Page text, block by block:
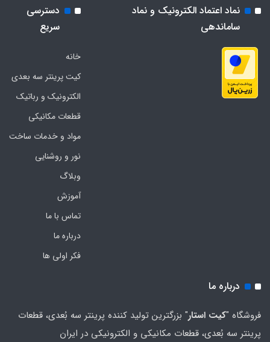
نماد اعتماد الکترونیک و نماد
ساماندهی
دسترسی
سریع
خانه
کیت پرینتر سه بعدی
الکترونیک و رباتیک
قطعات مکانیکی
مواد و خدمات ساخت
نور و روشنایی
وبلاگ
آموزش
تماس با ما
درباره ما
فکر اولی ها
درباره ما
فروشگاه "کیت استار" بزرگترین تولید کننده پرینتر سه بُعدی، قطعات
پرینتر سه بُعدی، قطعات مکانیکی و الکترونیکی در ایران